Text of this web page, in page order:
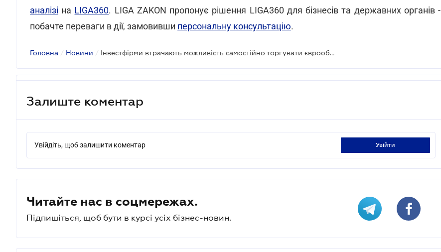
аналізі на LIGA360. LIGA ZAKON пропонує рішення LIGA360 для бізнесів та державних органів -
побачте переваги в дії, замовивши персональну консультацію.
Головна / Новини / Інвестфірми втрачають можливість самостійно торгувати єврооблігаціями держави в умовах воєнного стану
Залиште коментар
Увійдіть, щоб залишити коментар увійти
Читайте нас в соцмережах.
Підпишіться, щоб бути в курсі усіх бізнес-новин.